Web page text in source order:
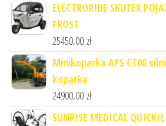
ELECTRORIDE SKUTER
FROST
25450,00 zł
Minikoparka APS CT08
koparka
24900,00 zł
SUNRISE MEDICAL